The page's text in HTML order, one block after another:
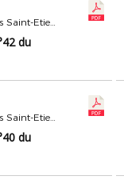
16 - Commission des Jeunes Saint-Etienne
du
16 - Commission des Jeunes Saint-Etienne
du